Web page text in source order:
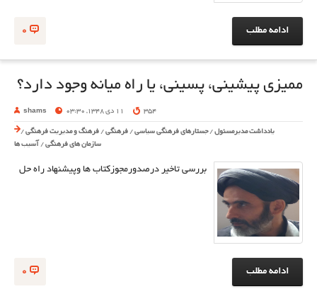
0 ادامه مطلب
ممیزی پیشینی، پسینی، یا راه میانه وجود دارد؟
shams 11 دی 1348, 03:30 354
یادداشت مدیرمسئول /جستارهای فرهنگی سیاسی / فرهنگی / فرهنگ و مدیریت فرهنگی /
سازمان های فرهنگی / آسیب ها
بررسی تاخیر درصدورمجوزکتاب ها وپیشنهاد راه حل
0 ادامه مطلب